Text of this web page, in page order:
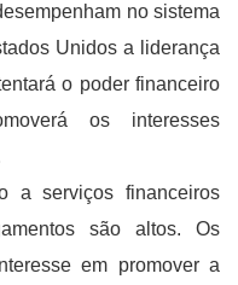
no sistema
Unidos a liderança
o poder financeiro
os interesses
a serviços financeiros
são altos. Os
em promover a